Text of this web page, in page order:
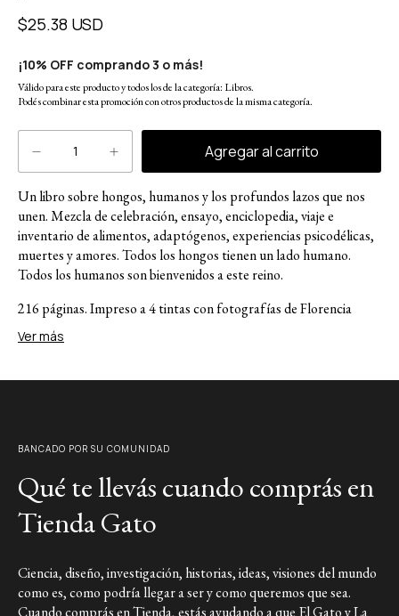
$25.38 USD
¡10% OFF comprando 3 o más!
Válido para este producto y todos los de la categoría: Libros.
Podés combinar esta promoción con otros productos de la misma categoría.
Un libro sobre hongos, humanos y los profundos lazos que nos
unen. Mezcla de celebración, ensayo, enciclopedia, viaje e
inventario de alimentos, adaptógenos, experiencias psicodélicas,
muertes y amores. Todos los hongos tienen un lado humano.
Todos los humanos son bienvenidos a este reino.
216 páginas. Impreso a 4 tintas con fotografías de Florencia
Cesari Tommarello y Alejandro Sequeira.
dedica a la comunicación científica en diversos formatos,
incluyendo escritura, exhibiciones interactivas y producciones
audiovisuales. Condujo programas de divulgación como La Liga
de la Ciencia (TV Pública) y Ciencia a la Carta (TEC). Además,
fue docente en la Facultad de Ciencias Exactas y Naturales de la
San Andrés.
Link a Instagram
Ver más
BANCADO POR SU COMUNIDAD
Qué te llevás cuando comprás en
Tienda Gato
Ciencia, diseño, investigación, historias, ideas, visiones del mundo
como es, como podría llegar a ser y como queremos que sea.